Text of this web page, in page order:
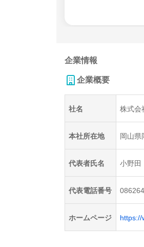
企業情報
企業概要
社名 株式会
本社所在地 岡山
代表者氏名 小野
代表電話番号
ホームページ https://